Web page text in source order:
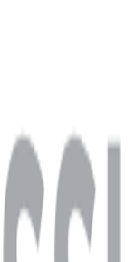
Şartları
Şartları
0850 441 40 44